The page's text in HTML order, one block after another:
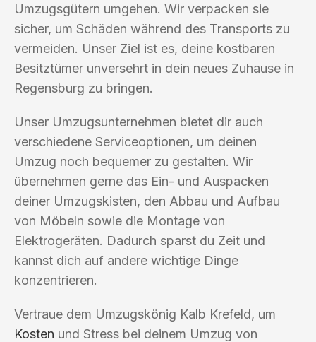
Umzugsgütern umgehen. Wir verpacken sie
sicher, um Schäden während des Transports zu
vermeiden. Unser Ziel ist es, deine kostbaren
Besitztümer unversehrt in dein neues Zuhause in
Regensburg zu bringen.
Unser Umzugsunternehmen bietet dir auch
verschiedene Serviceoptionen, um deinen
Umzug noch bequemer zu gestalten. Wir
übernehmen gerne das Ein- und Auspacken
deiner Umzugskisten, den Abbau und Aufbau
von Möbeln sowie die Montage von
Elektrogeräten. Dadurch sparst du Zeit und
kannst dich auf andere wichtige Dinge
konzentrieren.
Vertraue dem Umzugskönig Kalb Krefeld, um
Kosten und Stress bei deinem Umzug von